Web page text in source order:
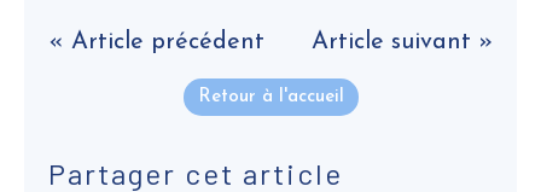
« Article précédent Article suivant »
Retour à l'accueil
Partager cet article